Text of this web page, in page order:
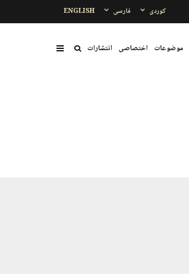
ENGLISH فارسی کوردی
موضوعات اختصاصی انتشارات